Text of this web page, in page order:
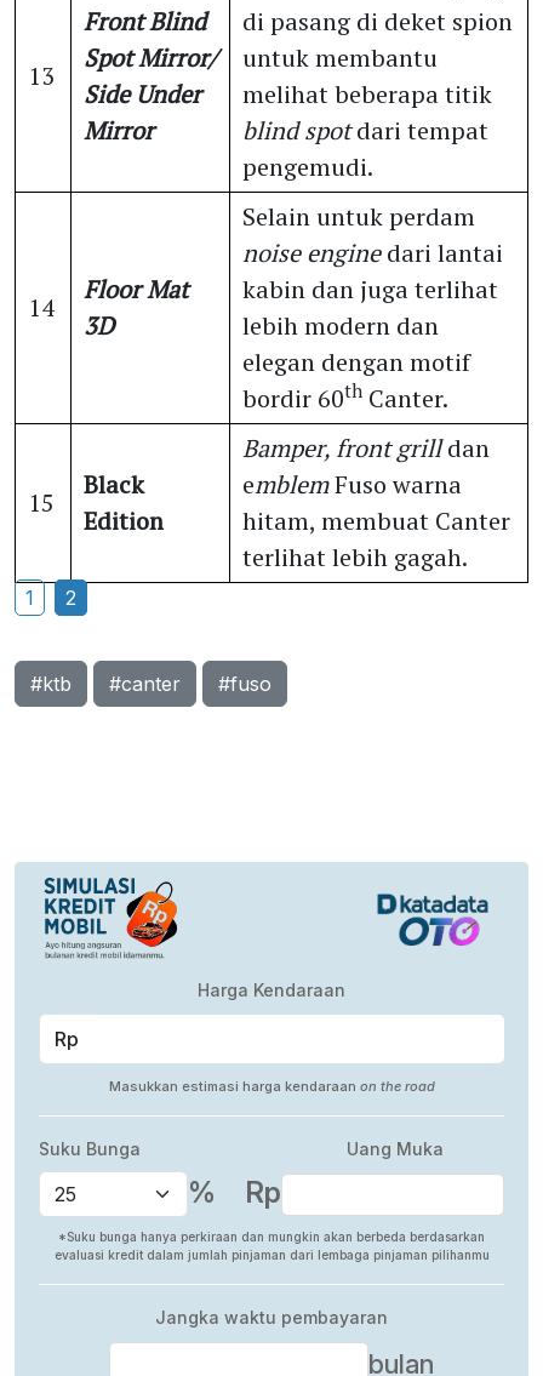
13
Front Blind
Spot Mirror/
Side Under
Mirror
di pasang di deket spion
untuk membantu
melihat beberapa titik
blind spotdari tempat
pengemudi.
14
Floor Mat
3D
Selain untuk perdam
noise enginedari lantai
kabin dan juga terlihat
lebih modern dan
elegan dengan motif
bordir 60th Canter.
15
Black
Edition
Bamper, front grilldan
emblemFuso warna
hitam, membuat Canter
terlihat lebih gagah.
1 2
#ktb #canter #fuso